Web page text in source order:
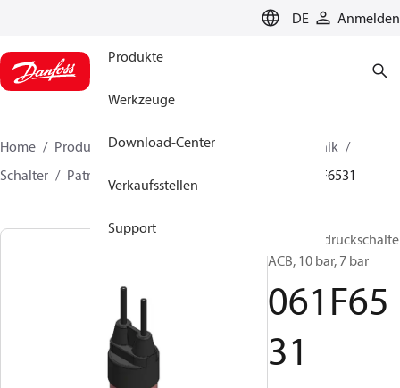
DE Anmelden
Produkte
Werkzeuge
Download-Center
Verkaufsstellen
Support
Home Produkte
Lösung für Kälte- und Klimatechnik
Schalter
Patronendruckschalter 061F6531
ACB, 10 bar, 7 bar
061F65
31